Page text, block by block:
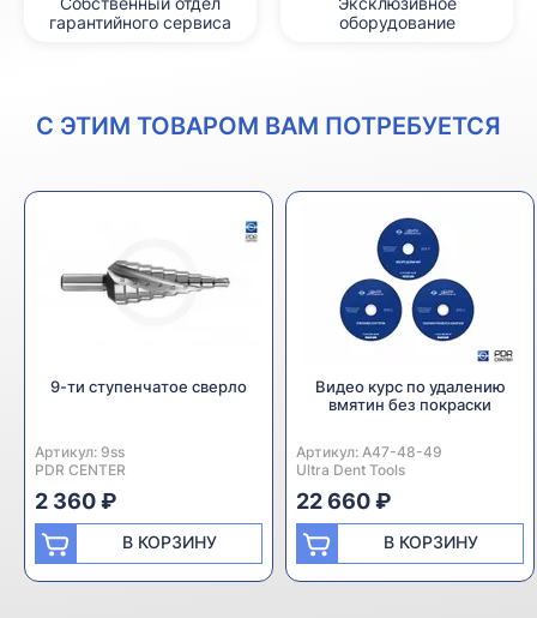
гарантийного сервиса
оборудование
С ЭТИМ ТОВАРОМ ВАМ ПОТРЕБУЕТСЯ
9-ти ступенчатое сверло
Артикул: 9ss
Производитель:
PDR CENTER
2 360 ₽
В КОРЗИНУ
Видео курс по удалению
вмятин без покраски
Артикул: A47-48-49
Производитель:
Ultra Dent Tools
22 660 ₽
В КОРЗИНУ